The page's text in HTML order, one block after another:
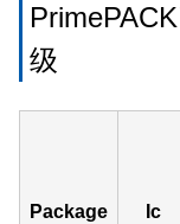
级
Package Ic